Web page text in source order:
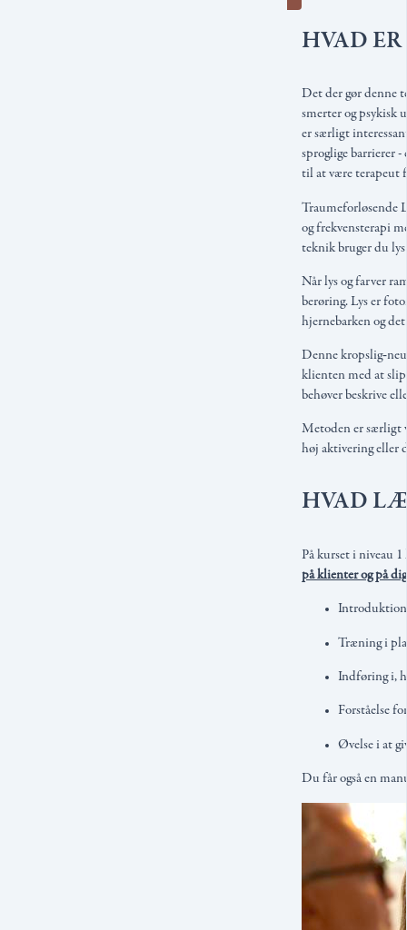
HVAD
Det der gør denne
smerter og psykisk
er særligt
sproglige barrierer
til at være terapeut
Traumeforløsende
og frekvensterapi
teknik bruger du
Når lys og farver
berøring. Lys er
hjernebarken og
Denne
klienten med at
behøver beskrive
Metoden er særligt
høj aktivering eller
HVAD
På kurset i niveau
på klienter og på dig
Introduktion
Træning i
Indføring i,
Forståelse
Øvelse i at
Du får også en